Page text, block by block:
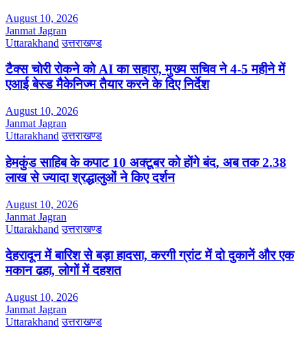
August 10, 2026
Janmat Jagran
Uttarakhand उत्तराखण्ड
टैक्स चोरी रोकने को AI का सहारा, मुख्य सचिव ने 4-5 महीने में
एआई बेस्ड मैकेनिज्म तैयार करने के दिए निर्देश
August 10, 2026
Janmat Jagran
Uttarakhand उत्तराखण्ड
हेमकुंड साहिब के कपाट 10 अक्टूबर को होंगे बंद, अब तक 2.38
लाख से ज्यादा श्रद्धालुओं ने किए दर्शन
August 10, 2026
Janmat Jagran
Uttarakhand उत्तराखण्ड
देहरादून में बारिश से बड़ा हादसा, करगी ग्रांट में दो दुकानें और एक
मकान ढहा, लोगों में दहशत
August 10, 2026
Janmat Jagran
Uttarakhand उत्तराखण्ड